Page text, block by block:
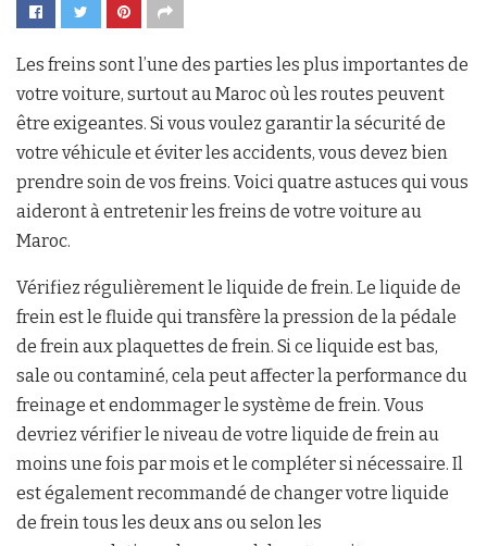
Les freins sont l’une des parties les plus importantes de
votre voiture, surtout au Maroc où les routes peuvent
être exigeantes. Si vous voulez garantir la sécurité de
votre véhicule et éviter les accidents, vous devez bien
prendre soin de vos freins. Voici quatre astuces qui vous
aideront à entretenir les freins de votre voiture au
Maroc.
Vérifiez régulièrement le liquide de frein. Le liquide de
frein est le fluide qui transfère la pression de la pédale
de frein aux plaquettes de frein. Si ce liquide est bas,
sale ou contaminé, cela peut affecter la performance du
freinage et endommager le système de frein. Vous
devriez vérifier le niveau de votre liquide de frein au
moins une fois par mois et le compléter si nécessaire. Il
est également recommandé de changer votre liquide
de frein tous les deux ans ou selon les